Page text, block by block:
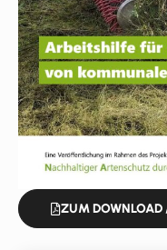
ZUM DOWNLOAD